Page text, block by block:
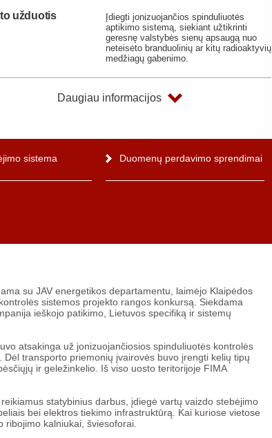
užduotis
Įdiegti jonizuojančios spinduliuotės
aptikimo sistemą, siekiant užtikrinti
geresnę valstybės sienų apsaugą nuo
neteisėto branduolinių ar kitų radioaktyvių
medžiagų gabenimo.
Daugiau informacijos
sistema Duomenų perdavimo sprendimai
su JAV energetikos departamentu, laimėjo Klaipėdos
sistemos projekto rangos konkursą. Siekdama
ieškojo patikimo, Lietuvos specifiką ir sistemų
atsakinga už jonizuojančiosios spinduliuotės kontrolės
transporto priemonių įvairovės buvo įrengti kelių tipų
ir geležinkelio. Iš viso uosto teritorijoje FIMA
statybinius darbus, įdiegė vartų vaizdo stebėjimo
bei elektros tiekimo infrastruktūrą. Kai kuriose vietose
kalniukai, šviesoforai.